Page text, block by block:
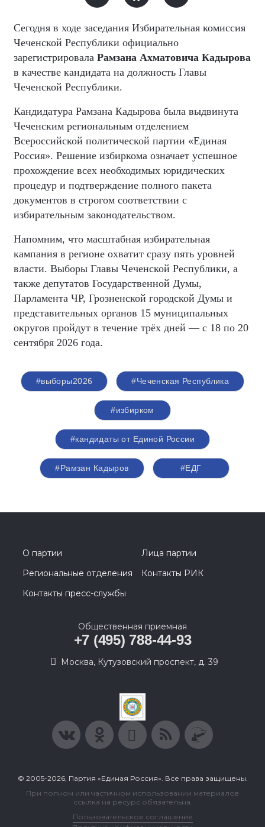
Сегодня в ходе заседания Избирательная комиссия
Чеченской Республики официально
зарегистрировала Рамзана Ахматовича Кадырова
в качестве кандидата на должность Главы
Чеченской Республики.
Кандидатура Рамзана Кадырова была выдвинута
Чеченским региональным отделением
Всероссийской политической партии «Единая
Россия». Решение избиркома означает успешное
прохождение всех необходимых юридических
процедур и подтверждение полного пакета
документов в строгом соответствии с
избирательным законодательством.
Напомним, что масштабная избирательная
кампания в регионе охватит сразу пять уровней
власти. Выборы Главы Чеченской Республики, а
также депутатов Государственной Думы,
Парламента ЧР, Грозненской городской Думы и
представительных органов 15 муниципальных
округов пройдут в течение трёх дней — с 18 по 20
сентября 2026 года.
#выборы2026 #Чеченская Республика
#избирком
#кандидаты от Единой России
#Рамзан Кадыров #ЕДГ
О партии
Лица партии
Региональные отделения
Контакты РИК
Контакты пресс-службы
Общественная приемная
+7 (495) 788-44-93
Москва, Кутузовский проспект, д. 39
© 2005-2026, Партия «Единая Россия». Все права защищены.
При полном или частичном использовании материалов
ссылка на ресурс обязательна.
Пользовательское соглашение